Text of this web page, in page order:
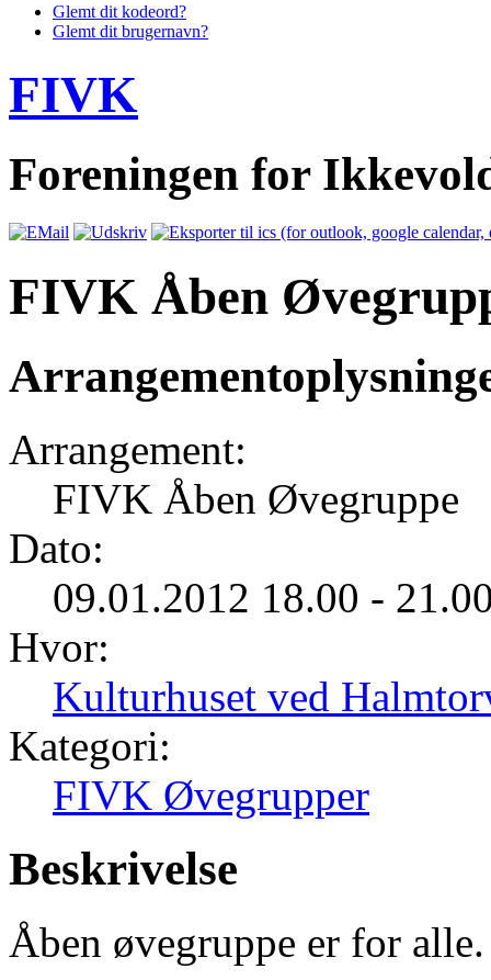
Glemt dit kodeord?
Glemt dit brugernavn?
FIVK
Foreningen for
FIVK Åben
Arrangement:
FIVK Åben Øvegruppe
Dato:
09.01.2012 18.00 -
Hvor:
Kulturhuset ved
Kategori:
FIVK Øvegrupper
Beskrivelse
Åben øvegruppe er for alle.